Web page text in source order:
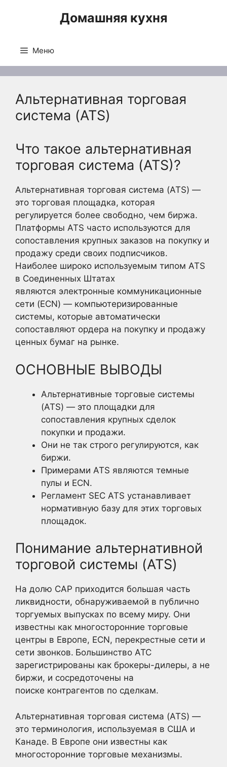
Домашняя кухня
Меню
Альтернативная торговая
система (ATS)
Что такое альтернативная
торговая система (ATS)?
Альтернативная торговая система (ATS) —
это торговая площадка, которая
регулируется более свободно, чем биржа.
Платформы ATS часто используются для
сопоставления крупных заказов на покупку и
продажу среди своих подписчиков.
Наиболее широко используемым типом ATS
в Соединенных Штатах
являются электронные коммуникационные
сети (ECN) — компьютеризированные
системы, которые автоматически
сопоставляют ордера на покупку и продажу
ценных бумаг на рынке.
ОСНОВНЫЕ ВЫВОДЫ
Альтернативные торговые системы
(ATS) — это площадки для
сопоставления крупных сделок
покупки и продажи.
Они не так строго регулируются, как
биржи.
Примерами ATS являются темные
пулы и ECN.
Регламент SEC ATS устанавливает
нормативную базу для этих торговых
площадок.
Понимание альтернативной
торговой системы (ATS)
На долю САР приходится большая часть
ликвидности, обнаруживаемой в публично
торгуемых выпусках по всему миру. Они
известны как многосторонние торговые
центры в Европе, ECN, перекрестные сети и
сети звонков. Большинство АТС
зарегистрированы как брокеры-дилеры, а не
биржи, и сосредоточены на
поиске контрагентов по сделкам.
Альтернативная торговая система (ATS) —
это терминология, используемая в США и
Канаде. В Европе они известны как
многосторонние торговые механизмы.